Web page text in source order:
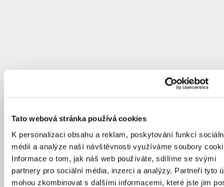
Tato webová stránka používá cookies
K personalizaci obsahu a reklam, poskytování funkcí
médií a analýze naší návštěvnosti využíváme soubory
Informace o tom, jak náš web používáte, sdílíme se svými
partnery pro sociální média, inzerci a analýzy. Partneři tyto
mohou zkombinovat s dalšími informacemi, které jste jim